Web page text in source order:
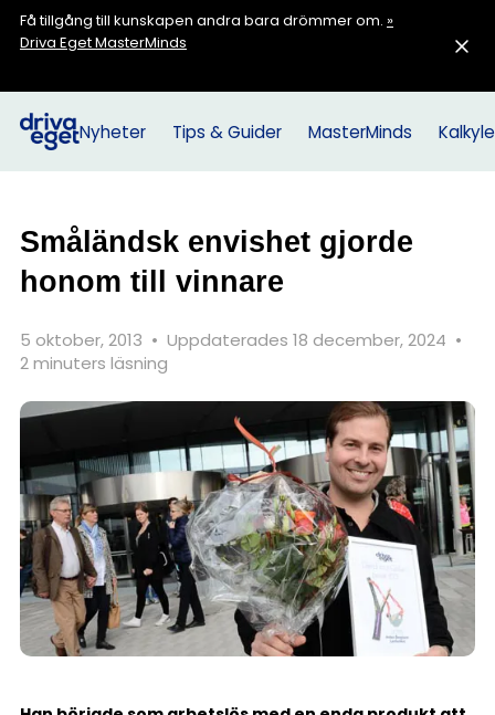
Få tillgång till kunskapen andra bara drömmer om. »
Driva Eget MasterMinds
Nyheter Tips & Guider MasterMinds
Småländsk envishet gjorde
honom till vinnare
5 oktober, 2013 • Uppdaterades 18 december, 2024 •
2 minuters läsning